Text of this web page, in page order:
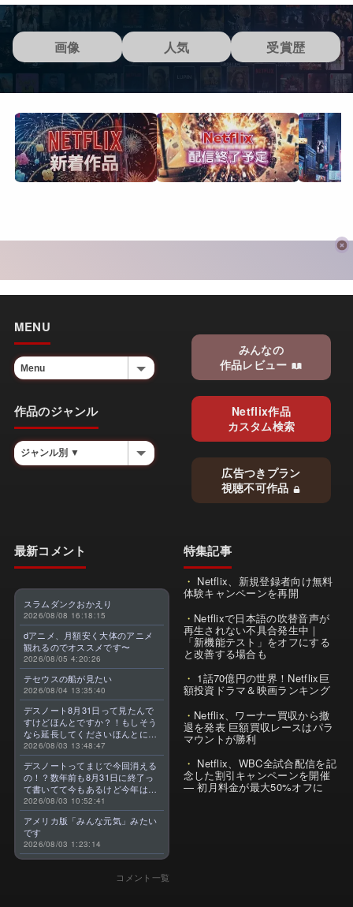
画像 人気 受賞歴
MENU
作品のジャンル
みんなの
作品レビュー
Netflix作品
カスタム検索
広告つきプラン
視聴不可作品
最新コメント
スラムダンクおかえり
2026/08/08 16:18:15
dアニメ、月額安く大体のアニメ
観れるのでオススメです〜
2026/08/05 4:20:26
テセウスの船が見たい
2026/08/04 13:35:40
デスノート8月31日って見たんで
すけどほんとですか？！もしそう
なら延長してくださいほんとに大
好きなんです😭
2026/08/03 13:48:47
デスノートってまじで今回消える
の！？数年前も8月31日に終了っ
て書いてて今もあるけど今年はま
じのやつ！？よくわからん！！で
きればなくならないでほしい！平
成アニメを振り返らせてくれっ
っ！！！！！！！
2026/08/03 10:52:41
アメリカ版「みんな元気」みたい
です
2026/08/03 1:23:14
コメント一覧
特集記事
Netflix、新規登録者向け無料
体験キャンペーンを再開
Netflixで日本語の吹替音声が
再生されない不具合発生中｜
「新機能テスト」をオフにする
と改善する場合も
1話70億円の世界！Netflix巨
額投資ドラマ＆映画ランキング
Netflix、ワーナー買収から撤
退を発表 巨額買収レースはパラ
マウントが勝利
Netflix、WBC全試合配信を記
念した割引キャンペーンを開催
— 初月料金が最大50%オフに